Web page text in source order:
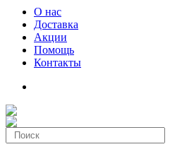
О нас
Доставка
Акции
Помощь
Контакты